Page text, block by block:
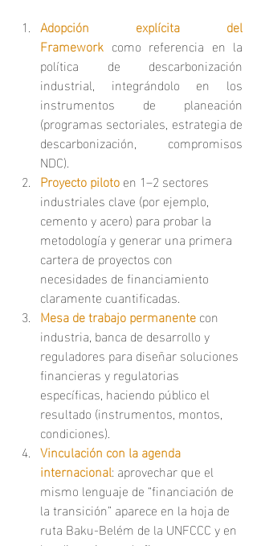
Adopción explícita del
Framework como referencia en la
política de descarbonización
industrial, integrándolo en los
instrumentos de planeación
(programas sectoriales, estrategia de
descarbonización, compromisos
NDC).
Proyecto pilotoen 1–2 sectores
industriales clave (por ejemplo,
cemento y acero) para probar la
metodología y generar una primera
cartera de proyectos con
necesidades de financiamiento
claramente cuantificadas.
Mesa de trabajo permanentecon
industria, banca de desarrollo y
reguladores para diseñar soluciones
financieras y regulatorias
específicas, haciendo público el
resultado (instrumentos, montos,
condiciones).
Vinculación con la agenda
internacional: aprovechar que el
mismo lenguaje de “financiación de
la transición” aparece en la hoja de
ruta Baku‑Belém de la UNFCCC y en